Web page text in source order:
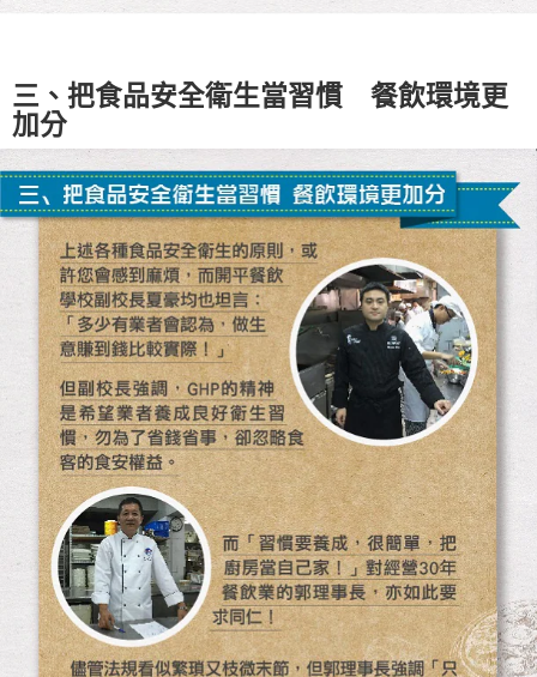
三、把食品安全衛生當習慣 餐飲環境更
加分